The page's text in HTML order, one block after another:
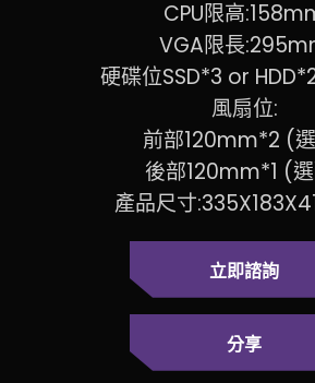
CPU限高
VGA限長
硬碟位SSD*3 or
風扇位:
前部120mm*2 (
後部120mm*1 (
產品尺寸
立即諮詢
分享